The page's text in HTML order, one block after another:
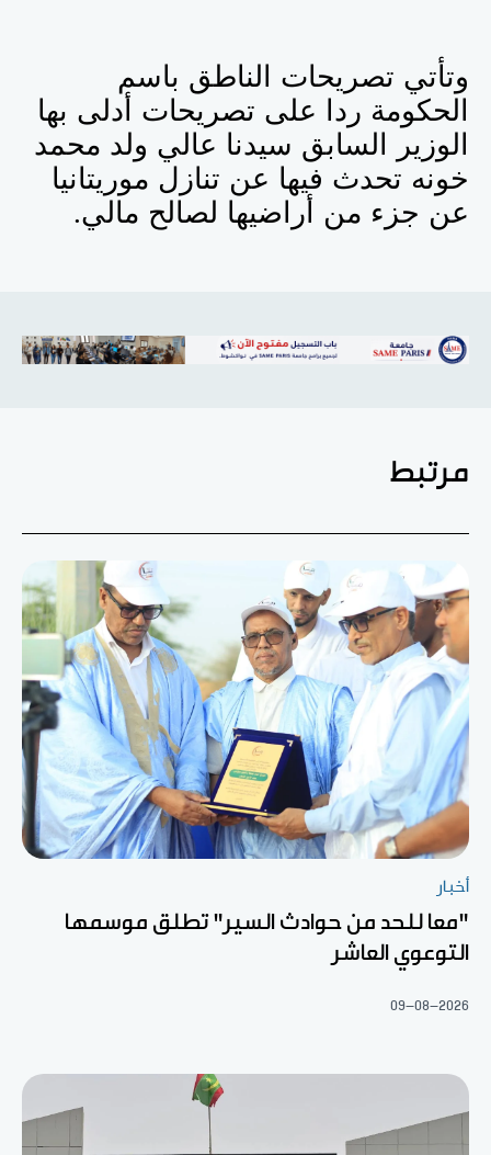
وتأتي تصريحات الناطق باسم
الحكومة ردا على تصريحات أدلى بها
الوزير السابق سيدنا عالي ولد محمد
خونه تحدث فيها عن تنازل موريتانيا
عن جزء من أراضيها لصالح مالي.
مرتبط
أخبار
"معا للحد من حوادث السير" تطلق موسمها
التوعوي العاشر
09-08-2026